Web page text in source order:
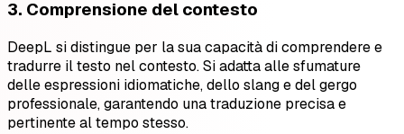
3. Comprensione del contesto
DeepL si distingue per la sua capacità di comprendere e
tradurre il testo nel contesto. Si adatta alle sfumature
delle espressioni idiomatiche, dello slang e del gergo
professionale, garantendo una traduzione precisa e
pertinente al tempo stesso.